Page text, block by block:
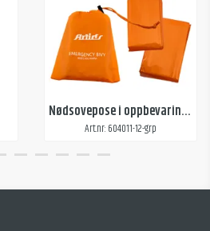
Nødsovepose i oppbevaringspose
Art.nr: 604011-12-grp